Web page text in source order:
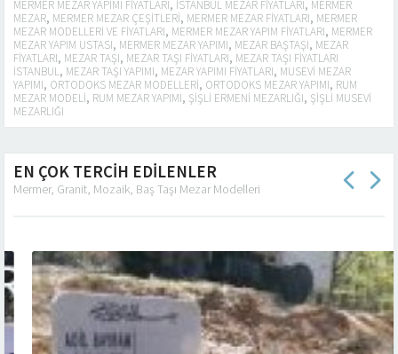
MERMER MEZAR YAPIMI FIYATLARI, İSTANBUL MEZAR FIYATLARI, MERMER
MEZAR, MERMER MEZAR ÇEŞITLERI, MERMER MEZAR FIYATLARI, MERMER
MEZAR MODELLERI VE FIYATLARI, MERMER MEZAR YAPIM FIYATLARI, MERMER
MEZAR YAPIM USTASI, MERMER MEZAR YAPIMI, MEZAR BAŞTAŞI, MEZAR
FIYATLARI, MEZAR TAŞI, MEZAR TAŞI FIYATLARI, MEZAR TAŞI FIYATLARI
İSTANBUL, MEZAR TAŞI YAPIMI, MEZAR YAPIMI FIYATLARI, MUSEVI MEZAR
YAPIMI, ORTODOKS MEZAR MODELLERI, ORTODOKS MEZAR YAPIMI, RUM
MEZAR MODELI, RUM MEZAR YAPIMI, ŞIŞLI ERMENI MEZARLIĞI, ŞIŞLI MUSEVI
MEZARLIĞI
EN ÇOK TERCİH EDİLENLER
Mermer, Granit, Mozaik, Baş Taşı Mezar Modelleri